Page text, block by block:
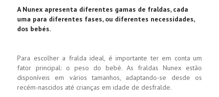
A Nunex apresenta diferentes gamas de fraldas, cada
uma para diferentes fases, ou diferentes necessidades,
dos bebés.
Para escolher a fralda ideal, é importante ter em conta um
fator principal: o peso do bebé. As fraldas Nunex estão
disponíveis em vários tamanhos, adaptando-se desde os
recém-nascidos até crianças em idade de desfralde.